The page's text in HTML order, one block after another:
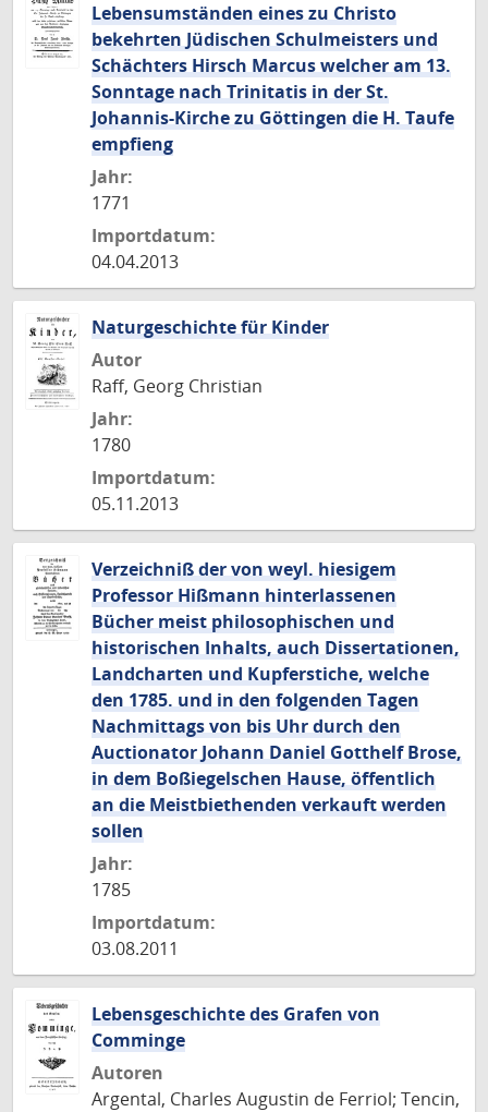
Lebensumständen eines zu Christo
bekehrten Jüdischen Schulmeisters und
Schächters Hirsch Marcus welcher am 13.
Sonntage nach Trinitatis in der St.
Johannis-Kirche zu Göttingen die H. Taufe
empfieng
Jahr:
1771
Importdatum:
04.04.2013
Naturgeschichte für Kinder
Autor
Raff, Georg Christian
Jahr:
1780
Importdatum:
05.11.2013
Verzeichniß der von weyl. hiesigem
Professor Hißmann hinterlassenen
Bücher meist philosophischen und
historischen Inhalts, auch Dissertationen,
Landcharten und Kupferstiche, welche
den 1785. und in den folgenden Tagen
Nachmittags von bis Uhr durch den
Auctionator Johann Daniel Gotthelf Brose,
in dem Boßiegelschen Hause, öffentlich
an die Meistbiethenden verkauft werden
sollen
Jahr:
1785
Importdatum:
03.08.2011
Lebensgeschichte des Grafen von
Comminge
Autoren
Argental, Charles Augustin de Ferriol; Tencin,